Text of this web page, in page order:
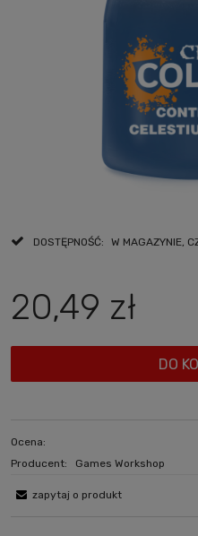
DOSTĘPNOŚĆ: W MAGAZYNIE,
20,49 zł
DO
Ocena:
Producent:
Games Workshop
zapytaj o produkt